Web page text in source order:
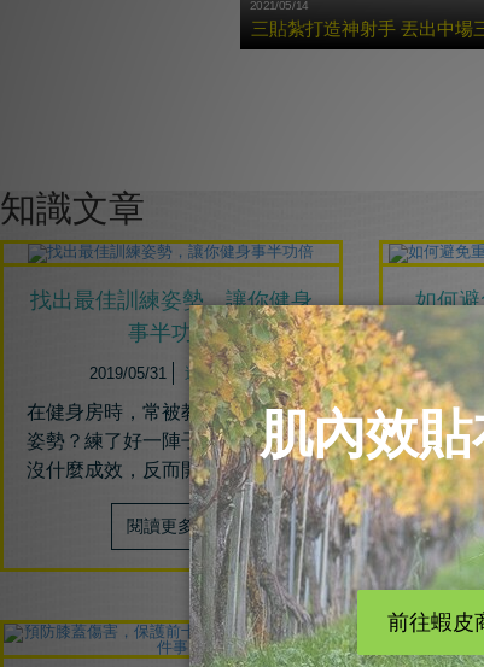
2021/05/14
三貼紮打造神射手 丟出中場
知識文章
找出最佳訓練姿勢，讓你健身
事半功倍
2019/05/31 運動傷害
在健身房時，常被教練或朋友糾正
姿勢？ 練了好一陣子，想練的部位
沒什麼成效，反而開始受傷...
閱讀更多
如何
為什麼
傷？除
還有...